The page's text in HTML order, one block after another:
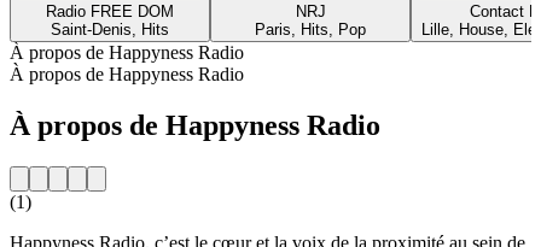
Radio FREE DOM
Saint-Denis, Hits
NRJ
Paris, Hits, Pop
Contact
Lille, House,
À propos de Happyness Radio
À propos de Happyness Radio
À propos de Happyness Radio
(1)
Happyness Radio, c’est le cœur et la voix de la proximité au sein de